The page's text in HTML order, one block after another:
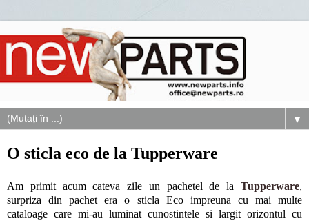
▼
O sticla eco de la Tupperware
Am primit acum cateva zile un pachetel de la Tupperware,
surpriza din pachet era o sticla Eco impreuna cu mai multe
cataloage care mi-au luminat cunostintele si largit orizontul cu